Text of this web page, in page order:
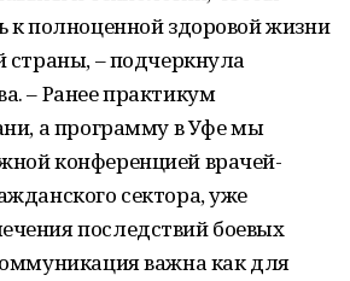
к полноценной здоровой жизни
страны, – подчеркнула
– Ранее практикум
а программу в Уфе мы
конференцией врачей-
сектора, уже
последствий боевых
важна как для